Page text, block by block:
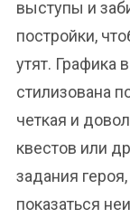
выступы и
постройки,
утят. Графика
стилизована
четкая и
квестов или
задания
показаться